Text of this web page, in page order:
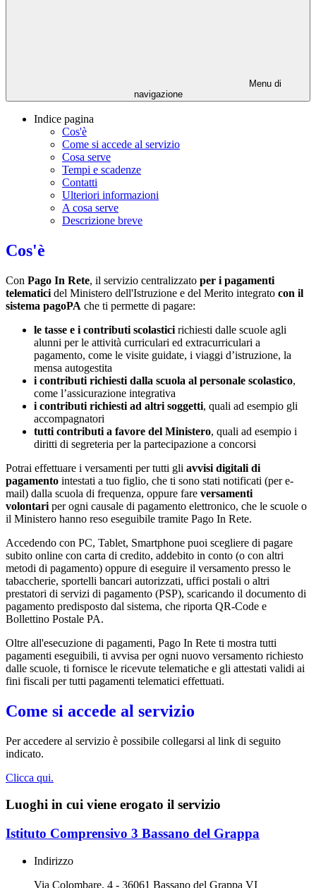
Menu di
navigazione
Indice pagina
Cos'è
Come si accede al servizio
Cosa serve
Tempi e scadenze
Contatti
Ulteriori informazioni
A cosa serve
Descrizione breve
Cos'è
Con Pago In Rete, il servizio centralizzato per i pagamenti
telematici del Ministero dell'Istruzione e del Merito integrato con il
sistema pagoPA che ti permette di pagare:
le tasse e i contributi scolastici richiesti dalle scuole agli
alunni per le attività curriculari ed extracurriculari a
pagamento, come le visite guidate, i viaggi d’istruzione, la
mensa autogestita
i contributi richiesti dalla scuola al personale scolastico,
come l’assicurazione integrativa
i contributi richiesti ad altri soggetti, quali ad esempio gli
accompagnatori
tutti contributi a favore del Ministero, quali ad esempio i
diritti di segreteria per la partecipazione a concorsi
Potrai effettuare i versamenti per tutti gli avvisi digitali di
pagamento intestati a tuo figlio, che ti sono stati notificati (per e-
mail) dalla scuola di frequenza, oppure fare versamenti
volontari per ogni causale di pagamento elettronico, che le scuole o
il Ministero hanno reso eseguibile tramite Pago In Rete.
Accedendo con PC, Tablet, Smartphone puoi scegliere di pagare
subito online con carta di credito, addebito in conto (o con altri
metodi di pagamento) oppure di eseguire il versamento presso le
tabaccherie, sportelli bancari autorizzati, uffici postali o altri
prestatori di servizi di pagamento (PSP), scaricando il documento di
pagamento predisposto dal sistema, che riporta QR-Code e
Bollettino Postale PA.
Oltre all'esecuzione di pagamenti, Pago In Rete ti mostra tutti
pagamenti eseguibili, ti avvisa per ogni nuovo versamento richiesto
dalle scuole, ti fornisce le ricevute telematiche e gli attestati validi ai
fini fiscali per tutti pagamenti telematici effettuati.
Come si accede al servizio
Per accedere al servizio è possibile collegarsi al link di seguito
indicato.
Clicca qui.
Luoghi in cui viene erogato il servizio
Istituto Comprensivo 3 Bassano del Grappa
Indirizzo
Via Colombare, 4 - 36061 Bassano del Grappa VI